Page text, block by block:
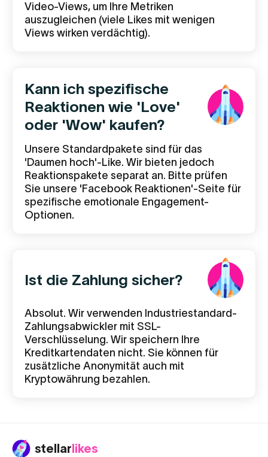
Video-Views, um Ihre Metriken
auszugleichen (viele Likes mit wenigen
Views wirken verdächtig).
Kann ich spezifische
Reaktionen wie 'Love'
oder 'Wow' kaufen?
Unsere Standardpakete sind für das
'Daumen hoch'-Like. Wir bieten jedoch
Reaktionspakete separat an. Bitte prüfen
Sie unsere 'Facebook Reaktionen'-Seite für
spezifische emotionale Engagement-
Optionen.
Ist die Zahlung sicher?
Absolut. Wir verwenden Industriestandard-
Zahlungsabwickler mit SSL-
Verschlüsselung. Wir speichern Ihre
Kreditkartendaten nicht. Sie können für
zusätzliche Anonymität auch mit
Kryptowährung bezahlen.
stellarlikes